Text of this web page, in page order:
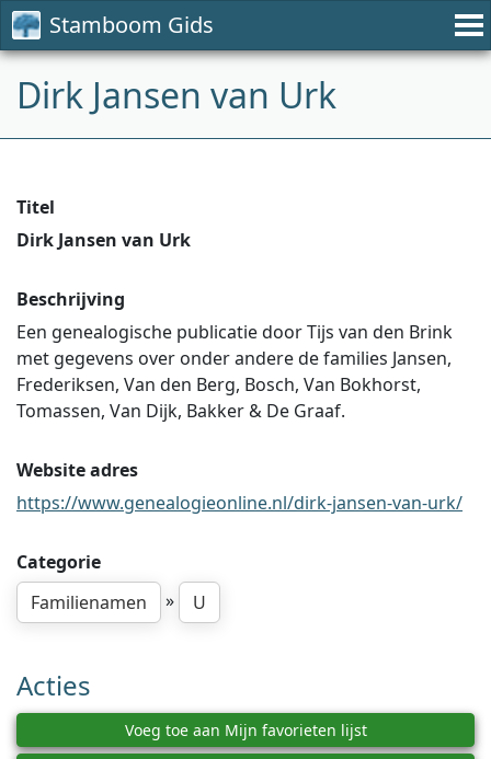
Stamboom Gids
Dirk Jansen van Urk
Titel
Dirk Jansen van Urk
Beschrijving
Een genealogische publicatie door Tijs van den Brink
met gegevens over onder andere de families Jansen,
Frederiksen, Van den Berg, Bosch, Van Bokhorst,
Tomassen, Van Dijk, Bakker & De Graaf.
Website adres
https://www.genealogieonline.nl/dirk-jansen-van-urk/
Categorie
Familienamen
» U
Acties
Voeg toe aan Mijn favorieten lijst